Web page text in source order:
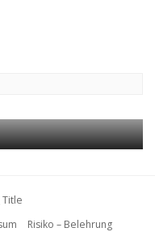
Title
Risiko – Belehrung